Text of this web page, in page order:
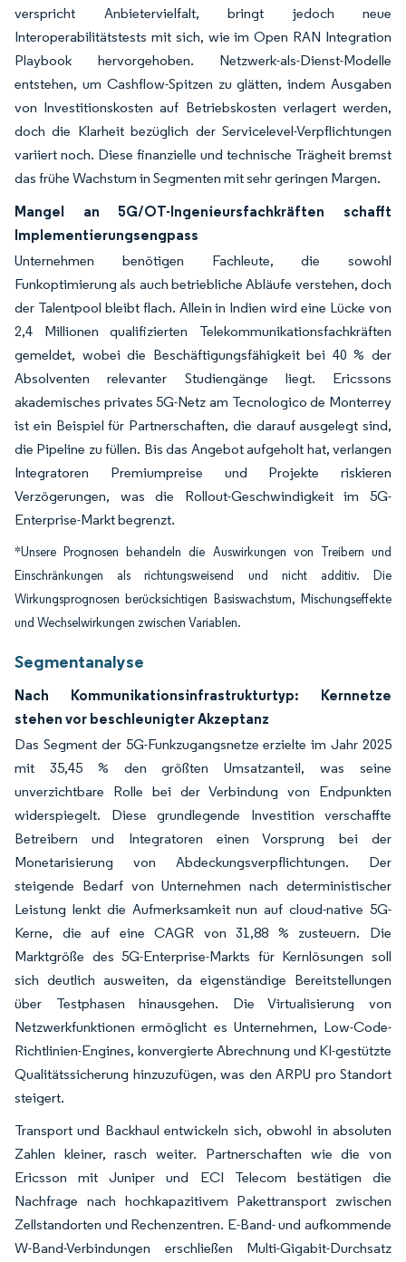
verspricht Anbietervielfalt, bringt jedoch neue
Interoperabilitätstests mit sich, wie im Open RAN Integration
Playbook hervorgehoben. Netzwerk-als-Dienst-Modelle
entstehen, um Cashflow-Spitzen zu glätten, indem Ausgaben
von Investitionskosten auf Betriebskosten verlagert werden,
doch die Klarheit bezüglich der Servicelevel-Verpflichtungen
variiert noch. Diese finanzielle und technische Trägheit bremst
das frühe Wachstum in Segmenten mit sehr geringen Margen.
Mangel an 5G/OT-Ingenieursfachkräften schafft
Implementierungsengpass
Unternehmen benötigen Fachleute, die sowohl
Funkoptimierung als auch betriebliche Abläufe verstehen, doch
der Talentpool bleibt flach. Allein in Indien wird eine Lücke von
2,4 Millionen qualifizierten Telekommunikationsfachkräften
gemeldet, wobei die Beschäftigungsfähigkeit bei 40 % der
Absolventen relevanter Studiengänge liegt. Ericssons
akademisches privates 5G-Netz am Tecnologico de Monterrey
ist ein Beispiel für Partnerschaften, die darauf ausgelegt sind,
die Pipeline zu füllen. Bis das Angebot aufgeholt hat, verlangen
Integratoren Premiumpreise und Projekte riskieren
Verzögerungen, was die Rollout-Geschwindigkeit im 5G-
Enterprise-Markt begrenzt.
*Unsere Prognosen behandeln die Auswirkungen von Treibern und
Einschränkungen als richtungsweisend und nicht additiv. Die
Wirkungsprognosen berücksichtigen Basiswachstum, Mischungseffekte
und Wechselwirkungen zwischen Variablen.
Segmentanalyse
Nach Kommunikationsinfrastrukturtyp: Kernnetze
stehen vor beschleunigter Akzeptanz
Das Segment der 5G-Funkzugangsnetze erzielte im Jahr 2025
mit 35,45 % den größten Umsatzanteil, was seine
unverzichtbare Rolle bei der Verbindung von Endpunkten
widerspiegelt. Diese grundlegende Investition verschaffte
Betreibern und Integratoren einen Vorsprung bei der
Monetarisierung von Abdeckungsverpflichtungen. Der
steigende Bedarf von Unternehmen nach deterministischer
Leistung lenkt die Aufmerksamkeit nun auf cloud-native 5G-
Kerne, die auf eine CAGR von 31,88 % zusteuern. Die
Marktgröße des 5G-Enterprise-Markts für Kernlösungen soll
sich deutlich ausweiten, da eigenständige Bereitstellungen
über Testphasen hinausgehen. Die Virtualisierung von
Netzwerkfunktionen ermöglicht es Unternehmen, Low-Code-
Richtlinien-Engines, konvergierte Abrechnung und KI-gestützte
Qualitätssicherung hinzuzufügen, was den ARPU pro Standort
steigert.
Transport und Backhaul entwickeln sich, obwohl in absoluten
Zahlen kleiner, rasch weiter. Partnerschaften wie die von
Ericsson mit Juniper und ECI Telecom bestätigen die
Nachfrage nach hochkapazitivem Pakettransport zwischen
Zellstandorten und Rechenzentren. E-Band- und aufkommende
W-Band-Verbindungen erschließen Multi-Gigabit-Durchsatz